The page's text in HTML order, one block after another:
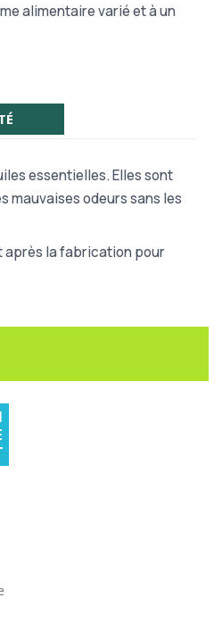
alimentaire varié et à un
essentielles. Elles sont
mauvaises odeurs sans les
après la fabrication pour